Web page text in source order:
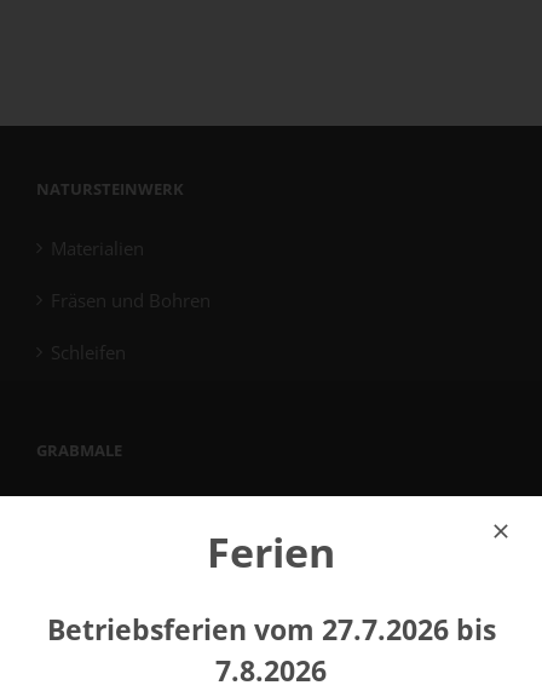
NATURSTEINWERK
Materialien
Fräsen und Bohren
Schleifen
GRABMALE
Plattengrabmale
Gemeinschaftsgrabmale
Ferien
Betriebsferien vom 27.7.2026 bis
7.8.2026